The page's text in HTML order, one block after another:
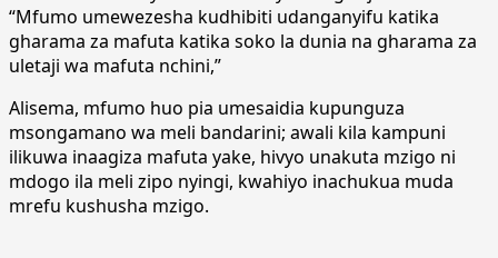
“Mfumo umewezesha kudhibiti udanganyifu katika
gharama za mafuta katika soko la dunia na gharama za
uletaji wa mafuta nchini,”
Alisema, mfumo huo pia umesaidia kupunguza
msongamano wa meli bandarini; awali kila kampuni
ilikuwa inaagiza mafuta yake, hivyo unakuta mzigo ni
mdogo ila meli zipo nyingi, kwahiyo inachukua muda
mrefu kushusha mzigo.